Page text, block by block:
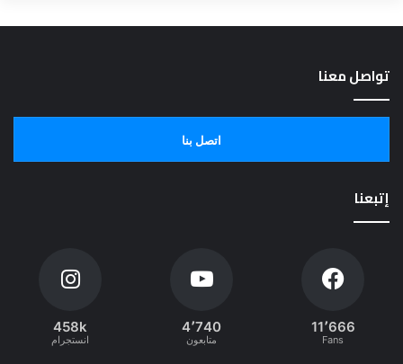
تواصل معنا
اتصل بنا
إتبعنا
11٬666
Fans
4٬740
متابعون
458k
انستجرام